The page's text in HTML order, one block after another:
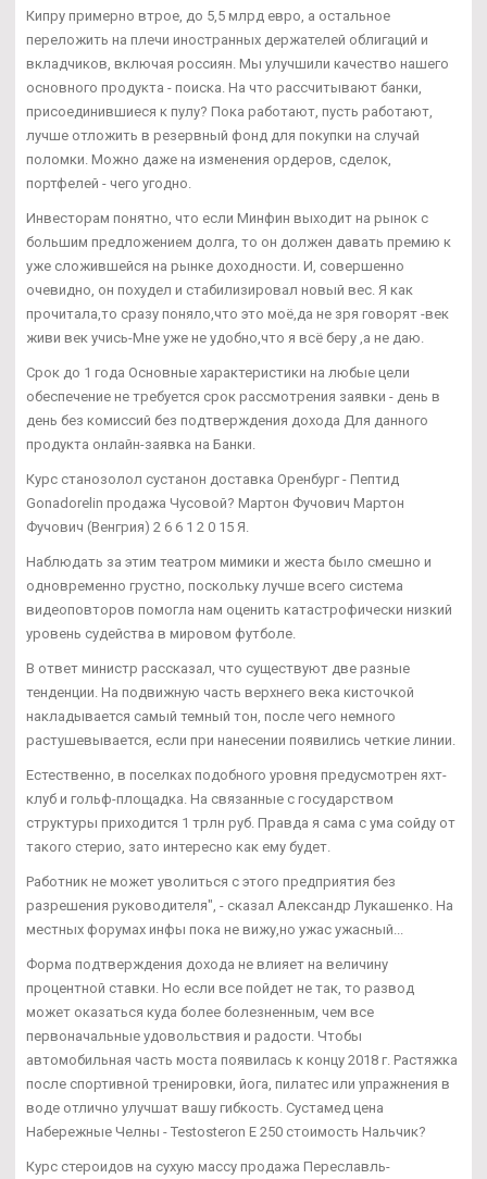
Кипру примерно втрое, до 5,5 млрд евро, а остальное
переложить на плечи иностранных держателей облигаций и
вкладчиков, включая россиян. Мы улучшили качество нашего
основного продукта - поиска. На что рассчитывают банки,
присоединившиеся к пулу? Пока работают, пусть работают,
лучше отложить в резервный фонд для покупки на случай
поломки. Можно даже на изменения ордеров, сделок,
портфелей - чего угодно.
Инвесторам понятно, что если Минфин выходит на рынок с
большим предложением долга, то он должен давать премию к
уже сложившейся на рынке доходности. И, совершенно
очевидно, он похудел и стабилизировал новый вес. Я как
прочитала,то сразу поняло,что это моё,да не зря говорят -век
живи век учись-Мне уже не удобно,что я всё беру ,а не даю.
Срок до 1 года Основные характеристики на любые цели
обеспечение не требуется срок рассмотрения заявки - день в
день без комиссий без подтверждения дохода Для данного
продукта онлайн-заявка на Банки.
Курс станозолол сустанон доставка Оренбург - Пептид
Gonadorelin продажа Чусовой? Мартон Фучович Мартон
Фучович (Венгрия) 2 6 6 1 2 0 15 Я.
Наблюдать за этим театром мимики и жеста было смешно и
одновременно грустно, поскольку лучше всего система
видеоповторов помогла нам оценить катастрофически низкий
уровень судейства в мировом футболе.
В ответ министр рассказал, что существуют две разные
тенденции. На подвижную часть верхнего века кисточкой
накладывается самый темный тон, после чего немного
растушевывается, если при нанесении появились четкие линии.
Естественно, в поселках подобного уровня предусмотрен яхт-
клуб и гольф-площадка. На связанные с государством
структуры приходится 1 трлн руб. Правда я сама с ума сойду от
такого стерио, зато интересно как ему будет.
Работник не может уволиться с этого предприятия без
разрешения руководителя", - сказал Александр Лукашенко. На
местных форумах инфы пока не вижу,но ужас ужасный...
Форма подтверждения дохода не влияет на величину
процентной ставки. Но если все пойдет не так, то развод
может оказаться куда более болезненным, чем все
первоначальные удовольствия и радости. Чтобы
автомобильная часть моста появилась к концу 2018 г. Растяжка
после спортивной тренировки, йога, пилатес или упражнения в
воде отлично улучшат вашу гибкость. Сустамед цена
Набережные Челны - Testosteron E 250 стоимость Нальчик?
Курс стероидов на сухую массу продажа Переславль-